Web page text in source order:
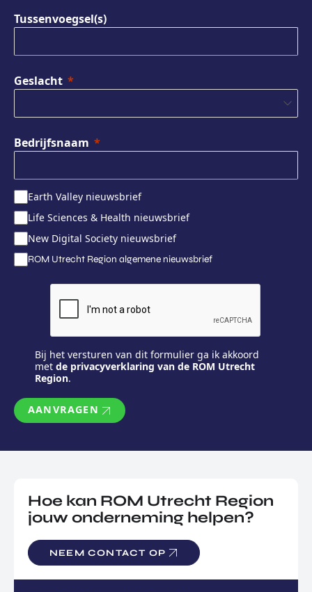
Tussenvoegsel(s)
Geslacht
Bedrijfsnaam
Earth Valley nieuwsbrief
Life Sciences & Health nieuwsbrief
New Digital Society nieuwsbrief
ROM Utrecht Region algemene nieuwsbrief
Bij het versturen van dit formulier ga ik akkoord
met de privacyverklaring van de ROM Utrecht
Region.
AANVRAGEN
Hoe kan ROM Utrecht Region
jouw onderneming helpen?
NEEM CONTACT OP